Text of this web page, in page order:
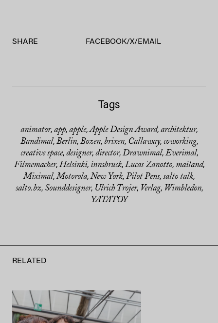
SHARE FACEBOOK/X/ EMAIL
Tags
animator, app, apple,Apple Design Award, architektur,
Bandimal, Berlin, Bozen, brixen, Callaway, coworking,
creative space, designer, director, Drawnimal, Everimal,
Filmemacher, Helsinki, innsbruck, Lucas Zanotto, mailand,
Miximal, Motorola,New York, Pilot Pens, salto talk,
salto.bz, Sounddesigner, Ulrich Trojer, Verlag, Wimbledon,
YATATOY
RELATED